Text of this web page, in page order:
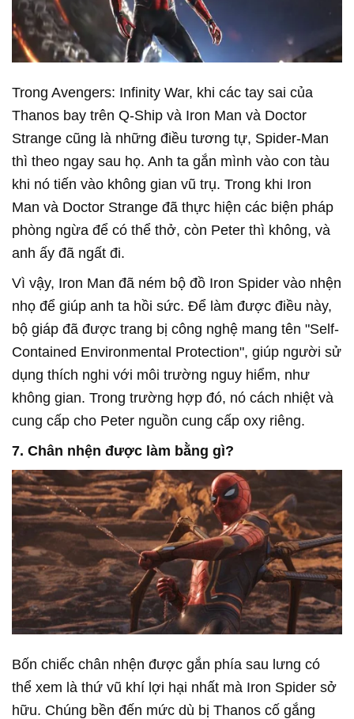
Trong Avengers: Infinity War, khi các tay sai của
Thanos bay trên Q-Ship và Iron Man và Doctor
Strange cũng là những điều tương tự, Spider-Man
thì theo ngay sau họ. Anh ta gắn mình vào con tàu
khi nó tiến vào không gian vũ trụ. Trong khi Iron
Man và Doctor Strange đã thực hiện các biện pháp
phòng ngừa để có thể thở, còn Peter thì không, và
anh ấy đã ngất đi.
Vì vậy, Iron Man đã ném bộ đồ Iron Spider vào nhện
nhọ để giúp anh ta hồi sức. Để làm được điều này,
bộ giáp đã được trang bị công nghệ mang tên "Self-
Contained Environmental Protection", giúp người sử
dụng thích nghi với môi trường nguy hiểm, như
không gian. Trong trường hợp đó, nó cách nhiệt và
cung cấp cho Peter nguồn cung cấp oxy riêng.
7. Chân nhện được làm bằng gì?
Bốn chiếc chân nhện được gắn phía sau lưng có
thể xem là thứ vũ khí lợi hại nhất mà Iron Spider sở
hữu. Chúng bền đến mức dù bị Thanos cố gắng